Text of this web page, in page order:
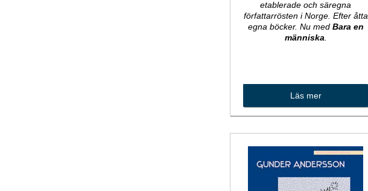
etablerade och säregna
författarrösten i Norge. Efter åtta
egna böcker. Nu med Bara en
människa
Läs mer